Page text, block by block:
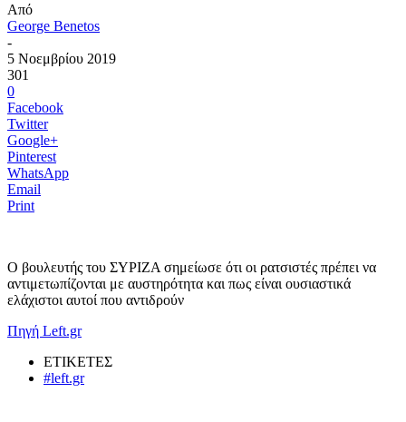
Από
George Benetos
-
5 Νοεμβρίου 2019
301
0
Facebook
Twitter
Google+
Pinterest
WhatsApp
Email
Print
Ο βουλευτής του ΣΥΡΙΖΑ σημείωσε ότι οι ρατσιστές πρέπει να
αντιμετωπίζονται με αυστηρότητα και πως είναι ουσιαστικά
ελάχιστοι αυτοί που αντιδρούν
Πηγή Left.gr
ΕΤΙΚΕΤΕΣ
#left.gr